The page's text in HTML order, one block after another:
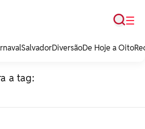
☰
Busca
SalvadorDiversãoDe Hoje a Oito
a tag: